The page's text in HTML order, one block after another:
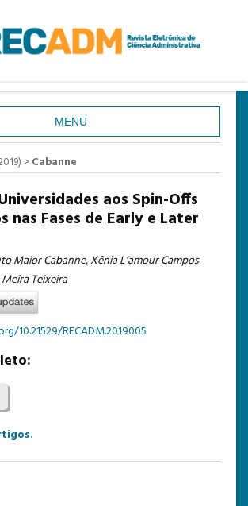
MENU
>Cabanne
aos Spin-Offs
nas Fases de Early e Later
Maior Cabanne, Xênia L’amour Campos
Teixeira
10.21529/RECADM.2019005